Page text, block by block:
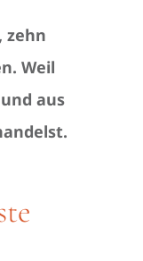
zehn
Weil
aus